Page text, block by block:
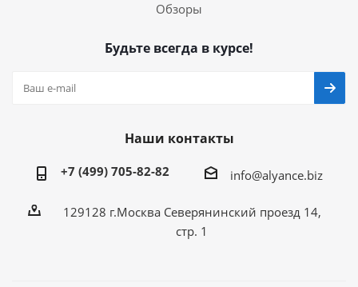
Обзоры
Будьте всегда в курсе!
Наши контакты
+7 (499) 705-82-82 info@alyance.biz
129128 г.Москва Северянинский проезд 14,
стр. 1